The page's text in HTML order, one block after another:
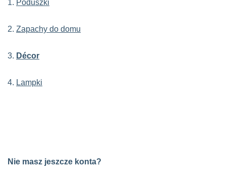
1. Poduszki
2. Zapachy do domu
3. Décor
4. Lampki
Nie masz jeszcze konta?